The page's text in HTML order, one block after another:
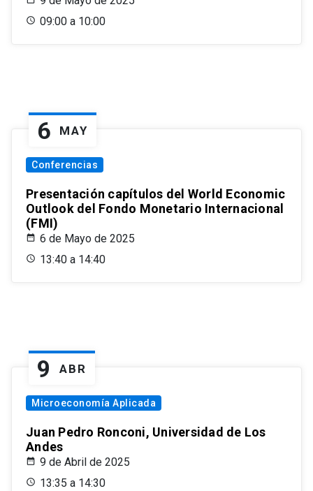
09:00 a 10:00
6 MAY
Conferencias
Presentación capítulos del World Economic
Outlook del Fondo Monetario Internacional
(FMI)
6 de Mayo de 2025
13:40 a 14:40
9 ABR
Microeconomía Aplicada
Juan Pedro Ronconi, Universidad de Los
Andes
9 de Abril de 2025
13:35 a 14:30